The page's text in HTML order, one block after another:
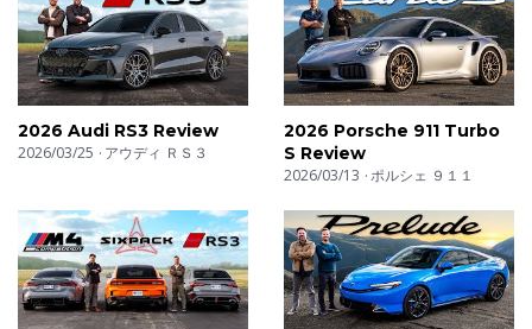
2026 Audi RS3 Review
2026/03/25 アウディ ＲＳ３
2026 Porsche 911 Turbo
S Review
2026/03/13 ポルシェ ９１１